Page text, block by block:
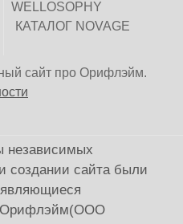
WELLOSOPHY
КАТАЛОГ NOVAGE
сайт про Орифлэйм.
независимых
создании сайта были
Орифлэйм(ООО